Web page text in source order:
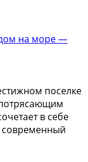
на море —
поселке
в себе
современный